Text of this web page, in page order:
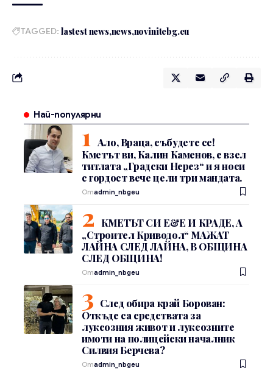
TAGGED: lastest news news novinitebg.eu
Най-популярни
Ало, Враца, събудете се!
Кметът ви, Калин Каменов, е взел
титлата „Градски Нерез“ и я носи
с гордост вече цели три мандата.
Отadmin_nbgeu
КМЕТЪТ СИ Е&Е И КРАДЕ, А
„Строител Криводол“ МАЖАТ
ЛАЙНА СЛЕД ЛАЙНА, В ОБЩИНА
СЛЕД ОБЩИНА!
Отadmin_nbgeu
След обира край Борован:
Откъде са средствата за
луксозния живот и луксозните
имоти на полицейски началник
Силвия Берчева?
Отadmin_nbgeu